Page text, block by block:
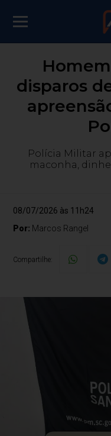
disparos
Polícia Militar
maconha,
08/07/2026 às 11h24
Por: Marcos Rangel
Compartilhe: